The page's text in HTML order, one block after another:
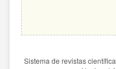
Sistema de revistas